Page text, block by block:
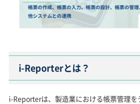
i-Reporterとは？
i-Reporterは、製造業における帳票管理を